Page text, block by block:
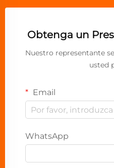
Obtenga un
Nuestro representante
usted
Email
WhatsApp